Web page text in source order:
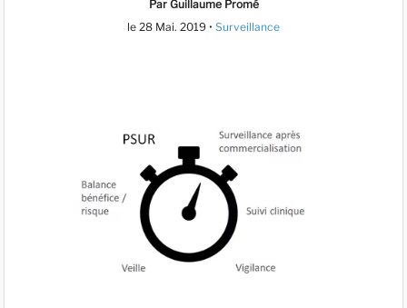
Par Guillaume Promé
le 28 Mai. 2019 • Surveillance